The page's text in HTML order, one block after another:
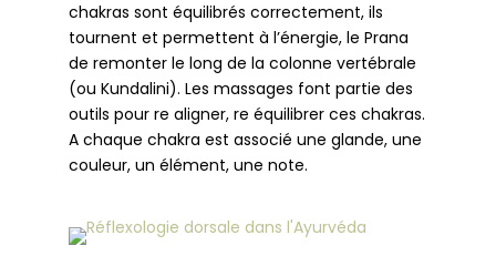
chakras sont équilibrés correctement, ils
tournent et permettent à l’énergie, le Prana
de remonter le long de la colonne vertébrale
(ou Kundalini). Les massages font partie des
outils pour re aligner, re équilibrer ces chakras.
A chaque chakra est associé une glande, une
couleur, un élément, une note.